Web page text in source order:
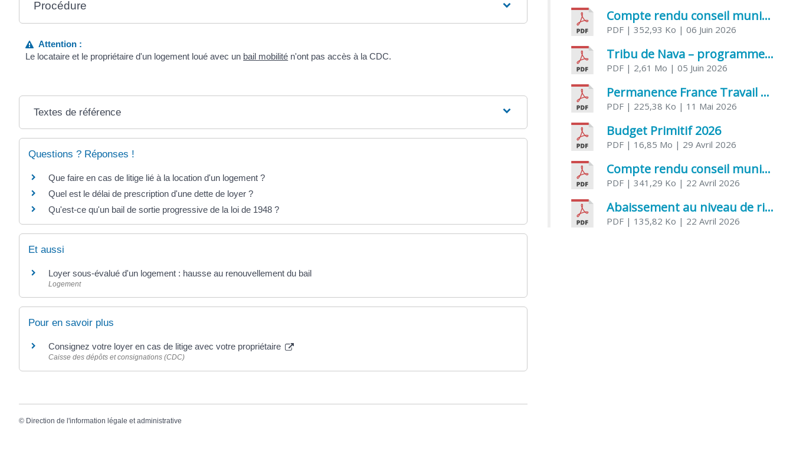
Procédure
Attention :
Le locataire et le propriétaire d'un logement loué avec un bail mobilité n'ont pas accès à la CDC.
Textes de référence
Questions ? Réponses !
Que faire en cas de litige lié à la location d'un logement ?
Quel est le délai de prescription d'une dette de loyer ?
Qu'est-ce qu'un bail de sortie progressive de la loi de 1948 ?
Et aussi
Loyer sous-évalué d'un logement : hausse au renouvellement du bail
Logement
Pour en savoir plus
Consignez votre loyer en cas de litige avec votre propriétaire
Caisse des dépôts et consignations (CDC)
© Direction de l'information légale et administrative
Compte rendu conseil municipal – 21 avril 2026
PDF | 352,93 Ko | 06 Juin 2026
Tribu de Nava – programme et inscriptions été 2026
PDF | 2,61 Mo | 05 Juin 2026
Permanence France Travail au CCAS de Saujon Juin 2026
PDF | 225,38 Ko | 11 Mai 2026
Budget Primitif 2026
PDF | 16,85 Mo | 29 Avril 2026
Compte rendu conseil municipal – 7 avril 2026
PDF | 341,29 Ko | 22 Avril 2026
Abaissement au niveau de risque modéré de l’Influenza aviaire
PDF | 135,82 Ko | 22 Avril 2026